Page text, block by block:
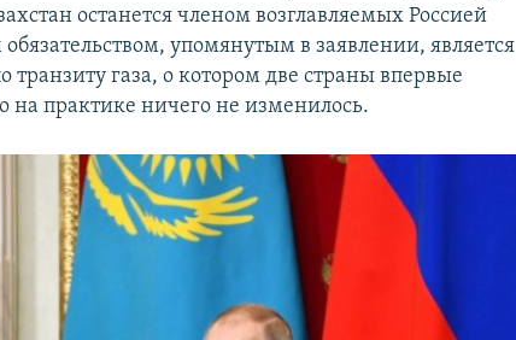
останется членом возглавляемых Россией
упомянутым в заявлении, является
газа, о котором две страны впервые
на практике ничего не изменилось.